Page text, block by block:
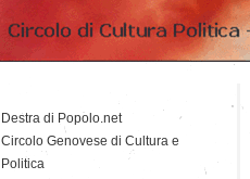
Destra di Popolo.net
Circolo Genovese di Cultura e
Politica